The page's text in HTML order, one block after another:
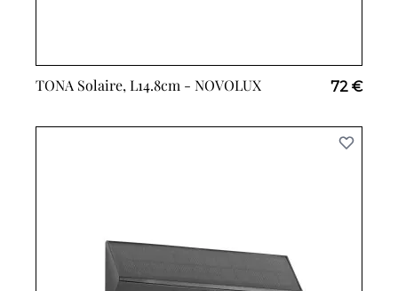
TONA Solaire, L14.8cm - NOVOLUX 72 €